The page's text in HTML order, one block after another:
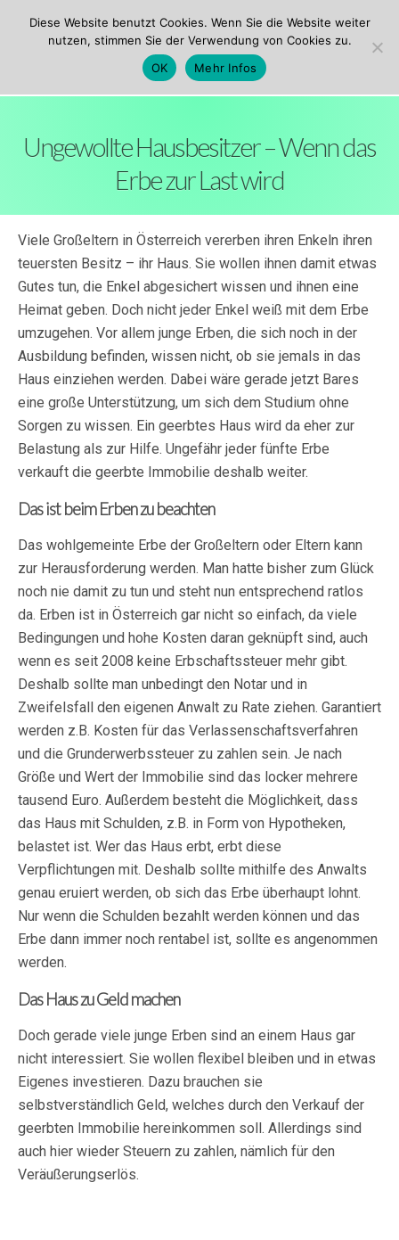
ezw Innsbruck
Ungewollte Hausbesitzer – Wenn das
Erbe zur Last wird
Viele Großeltern in Österreich vererben ihren Enkeln ihren
teuersten Besitz – ihr Haus. Sie wollen ihnen damit etwas
Gutes tun, die Enkel abgesichert wissen und ihnen eine
Heimat geben. Doch nicht jeder Enkel weiß mit dem Erbe
umzugehen. Vor allem junge Erben, die sich noch in der
Ausbildung befinden, wissen nicht, ob sie jemals in das
Haus einziehen werden. Dabei wäre gerade jetzt Bares
eine große Unterstützung, um sich dem Studium ohne
Sorgen zu wissen. Ein geerbtes Haus wird da eher zur
Belastung als zur Hilfe. Ungefähr jeder fünfte Erbe
verkauft die geerbte Immobilie deshalb weiter.
Das ist beim Erben zu beachten
Das wohlgemeinte Erbe der Großeltern oder Eltern kann
zur Herausforderung werden. Man hatte bisher zum Glück
noch nie damit zu tun und steht nun entsprechend ratlos
da. Erben ist in Österreich gar nicht so einfach, da viele
Bedingungen und hohe Kosten daran geknüpft sind, auch
wenn es seit 2008 keine Erbschaftssteuer mehr gibt.
Deshalb sollte man unbedingt den Notar und in
Zweifelsfall den eigenen Anwalt zu Rate ziehen. Garantiert
werden z.B. Kosten für das Verlassenschaftsverfahren
und die Grunderwerbssteuer zu zahlen sein. Je nach
Größe und Wert der Immobilie sind das locker mehrere
tausend Euro. Außerdem besteht die Möglichkeit, dass
das Haus mit Schulden, z.B. in Form von Hypotheken,
belastet ist. Wer das Haus erbt, erbt diese
Verpflichtungen mit. Deshalb sollte mithilfe des Anwalts
genau eruiert werden, ob sich das Erbe überhaupt lohnt.
Nur wenn die Schulden bezahlt werden können und das
Erbe dann immer noch rentabel ist, sollte es angenommen
werden.
Das Haus zu Geld machen
Doch gerade viele junge Erben sind an einem Haus gar
nicht interessiert. Sie wollen flexibel bleiben und in etwas
Eigenes investieren. Dazu brauchen sie
selbstverständlich Geld, welches durch den Verkauf der
geerbten Immobilie hereinkommen soll. Allerdings sind
auch hier wieder Steuern zu zahlen, nämlich für den
Veräußerungserlös.
Diese Website benutzt Cookies. Wenn Sie die Website weiter
nutzen, stimmen Sie der Verwendung von Cookies zu.
OK
Mehr Infos